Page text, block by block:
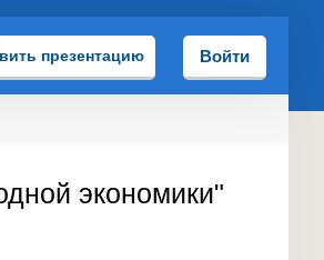
презентацию Войти
экономики"